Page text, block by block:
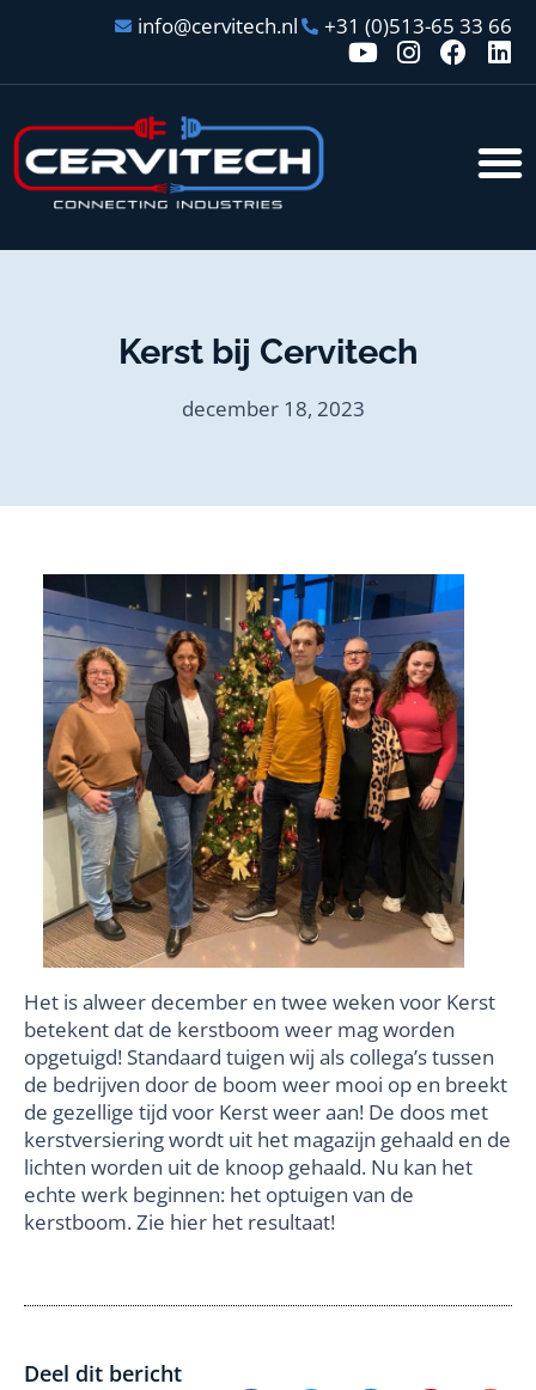
info@cervitech.nl +31 (0)513-65 33 66
Kerst bij Cervitech
december 18, 2023
Het is alweer december en twee weken voor Kerst
betekent dat de kerstboom weer mag worden
opgetuigd! Standaard tuigen wij als collega’s tussen
de bedrijven door de boom weer mooi op en breekt
de gezellige tijd voor Kerst weer aan! De doos met
kerstversiering wordt uit het magazijn gehaald en de
lichten worden uit de knoop gehaald. Nu kan het
echte werk beginnen: het optuigen van de
kerstboom. Zie hier het resultaat!
Deel dit bericht